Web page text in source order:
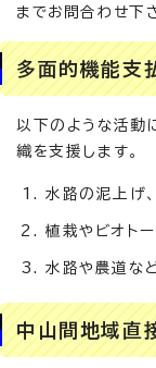
までお問合わせ下
多面的機能支
以下のような活動
織を支援します。
水路の泥上げ
植栽やビオト
水路や農道な
中山間地域直